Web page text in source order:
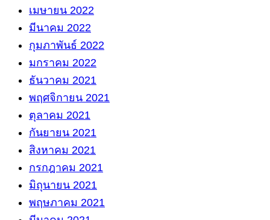
เมษายน 2022
มีนาคม 2022
กุมภาพันธ์ 2022
มกราคม 2022
ธันวาคม 2021
พฤศจิกายน 2021
ตุลาคม 2021
กันยายน 2021
สิงหาคม 2021
กรกฎาคม 2021
มิถุนายน 2021
พฤษภาคม 2021